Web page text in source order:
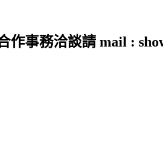
事務洽談請 mail :